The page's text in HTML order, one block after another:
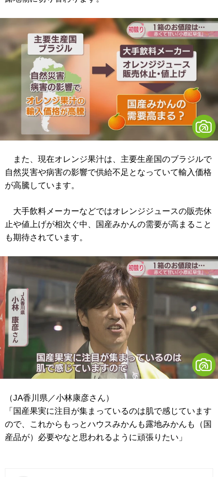
また、現在オレンジ果汁は、主要生産国のブラジルで
自然災害や病害の影響で供給不足となっていて輸入価格
が高騰しています。
大手飲料メーカーなどではオレンジジュースの販売休
止や値上げが相次ぐ中、国産みかんの需要が高まること
も期待されています。
（JA香川県／小林康彦さん）
「国産果実に注目が集まっているのは肌で感じています
ので、これからもっとハウスみかんも露地みかんも（国
産品が）必要やなと思われるように頑張りたい」